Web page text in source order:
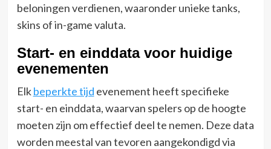
beloningen verdienen, waaronder unieke tanks,
skins of in-game valuta.
Start- en einddata voor huidige
evenementen
Elkbeperkte tijd evenement heeft specifieke
start- en einddata, waarvan spelers op de hoogte
moeten zijn om effectief deel te nemen. Deze data
worden meestal van tevoren aangekondigd via